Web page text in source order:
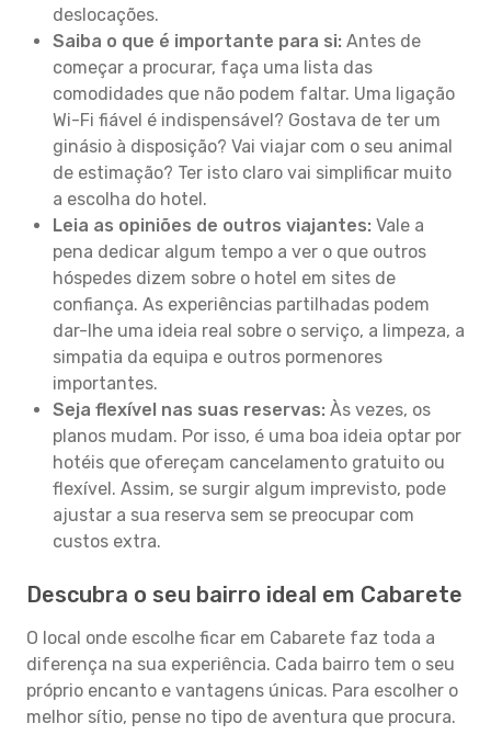
deslocações.
Saiba o que é importante para si: Antes de
começar a procurar, faça uma lista das
comodidades que não podem faltar. Uma ligação
Wi-Fi fiável é indispensável? Gostava de ter um
ginásio à disposição? Vai viajar com o seu animal
de estimação? Ter isto claro vai simplificar muito
a escolha do hotel.
Leia as opiniões de outros viajantes: Vale a
pena dedicar algum tempo a ver o que outros
hóspedes dizem sobre o hotel em sites de
confiança. As experiências partilhadas podem
dar-lhe uma ideia real sobre o serviço, a limpeza, a
simpatia da equipa e outros pormenores
importantes.
Seja flexível nas suas reservas: Às vezes, os
planos mudam. Por isso, é uma boa ideia optar por
hotéis que ofereçam cancelamento gratuito ou
flexível. Assim, se surgir algum imprevisto, pode
ajustar a sua reserva sem se preocupar com
custos extra.
Descubra o seu bairro ideal em Cabarete
O local onde escolhe ficar em Cabarete faz toda a
diferença na sua experiência. Cada bairro tem o seu
próprio encanto e vantagens únicas. Para escolher o
melhor sítio, pense no tipo de aventura que procura.